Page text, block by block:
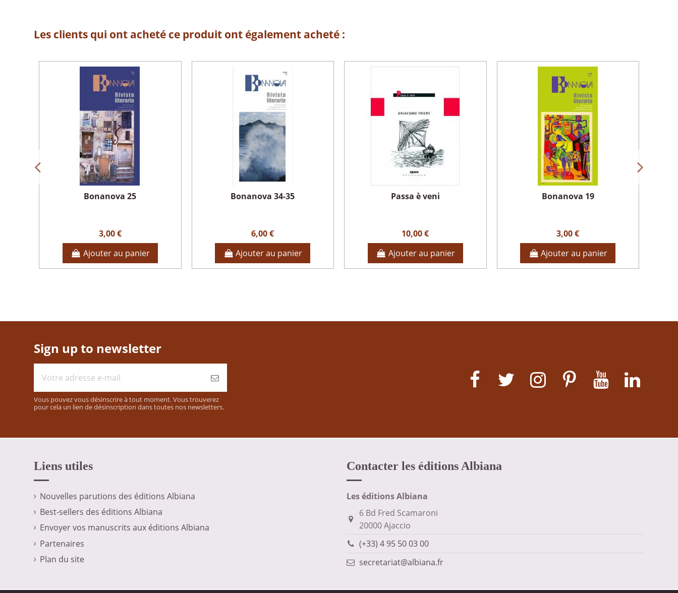
Les clients qui ont acheté ce produit ont également acheté :
Bonanova 25
3,00 €
Ajouter au panier
Bonanova 34-35
6,00 €
Ajouter au panier
Passa è veni
10,00 €
Ajouter au panier
Bonanova 19
3,00 €
Ajouter au panier
Sign up to newsletter
Vous pouvez vous désinscrire à tout moment. Vous trouverez
pour cela un lien de désinscription dans toutes nos newsletters.
Liens utiles
Nouvelles parutions des éditions Albiana
Best-sellers des éditions Albiana
Envoyer vos manuscrits aux éditions Albiana
Partenaires
Plan du site
Contacter les éditions Albiana
Les éditions Albiana
6 Bd Fred Scamaroni
20000 Ajaccio
(+33) 4 95 50 03 00
secretariat@albiana.fr